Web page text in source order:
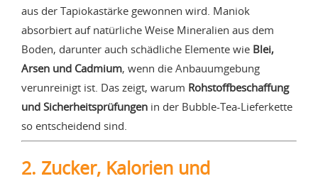
aus der Tapiokastärke gewonnen wird. Maniok
absorbiert auf natürliche Weise Mineralien aus dem
Boden, darunter auch schädliche Elemente wie Blei,
Arsen und Cadmium, wenn die Anbauumgebung
verunreinigt ist. Das zeigt, warum Rohstoffbeschaffung
und Sicherheitsprüfungen in der Bubble-Tea-Lieferkette
so entscheidend sind.
2. Zucker, Kalorien und